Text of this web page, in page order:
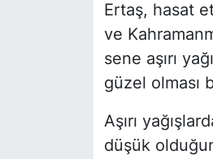
Ertaş, hasat
ve
sene aşırı
güzel olması
Aşırı
düşük